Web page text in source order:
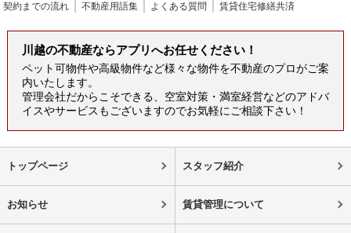
契約までの流れ 不動産用語集 よくある質問 賃貸住宅修繕共済
川越の不動産ならアプリへお任せください！
ペット可物件や高級物件など様々な物件を不動産のプロがご案
内いたします。
管理会社だからこそできる、空室対策・満室経営などのアドバ
イスやサービスもございますのでお気軽にご相談下さい！
トップページ スタッフ紹介
お知らせ 賃貸管理について